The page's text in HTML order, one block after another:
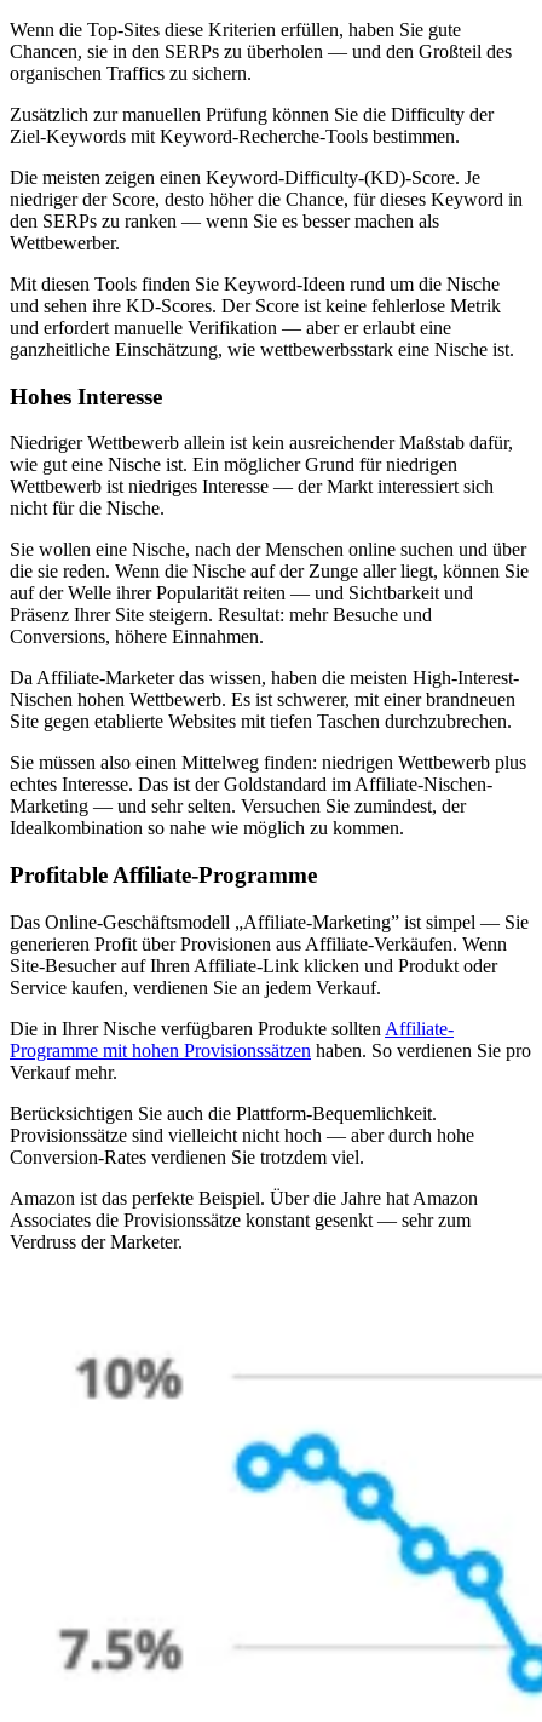
Wenn die Top-Sites diese Kriterien erfüllen, haben Sie gute
Chancen, sie in den SERPs zu überholen — und den Großteil des
organischen Traffics zu sichern.
Zusätzlich zur manuellen Prüfung können Sie die Difficulty der
Ziel-Keywords mit Keyword-Recherche-Tools bestimmen.
Die meisten zeigen einen Keyword-Difficulty-(KD)-Score. Je
niedriger der Score, desto höher die Chance, für dieses Keyword in
den SERPs zu ranken — wenn Sie es besser machen als
Wettbewerber.
Mit diesen Tools finden Sie Keyword-Ideen rund um die Nische
und sehen ihre KD-Scores. Der Score ist keine fehlerlose Metrik
und erfordert manuelle Verifikation — aber er erlaubt eine
ganzheitliche Einschätzung, wie wettbewerbsstark eine Nische ist.
Hohes Interesse
Niedriger Wettbewerb allein ist kein ausreichender Maßstab dafür,
wie gut eine Nische ist. Ein möglicher Grund für niedrigen
Wettbewerb ist niedriges Interesse — der Markt interessiert sich
nicht für die Nische.
Sie wollen eine Nische, nach der Menschen online suchen und über
die sie reden. Wenn die Nische auf der Zunge aller liegt, können Sie
auf der Welle ihrer Popularität reiten — und Sichtbarkeit und
Präsenz Ihrer Site steigern. Resultat: mehr Besuche und
Conversions, höhere Einnahmen.
Da Affiliate-Marketer das wissen, haben die meisten High-Interest-
Nischen hohen Wettbewerb. Es ist schwerer, mit einer brandneuen
Site gegen etablierte Websites mit tiefen Taschen durchzubrechen.
Sie müssen also einen Mittelweg finden: niedrigen Wettbewerb plus
echtes Interesse. Das ist der Goldstandard im Affiliate-Nischen-
Marketing — und sehr selten. Versuchen Sie zumindest, der
Idealkombination so nahe wie möglich zu kommen.
Profitable Affiliate-Programme
Das Online-Geschäftsmodell „Affiliate-Marketing” ist simpel — Sie
generieren Profit über Provisionen aus Affiliate-Verkäufen. Wenn
Site-Besucher auf Ihren Affiliate-Link klicken und Produkt oder
Service kaufen, verdienen Sie an jedem Verkauf.
Die in Ihrer Nische verfügbaren Produkte sollten Affiliate-
Programme mit hohen Provisionssätzen haben. So verdienen Sie pro
Verkauf mehr.
Berücksichtigen Sie auch die Plattform-Bequemlichkeit.
Provisionssätze sind vielleicht nicht hoch — aber durch hohe
Conversion-Rates verdienen Sie trotzdem viel.
Amazon ist das perfekte Beispiel. Über die Jahre hat Amazon
Associates die Provisionssätze konstant gesenkt — sehr zum
Verdruss der Marketer.